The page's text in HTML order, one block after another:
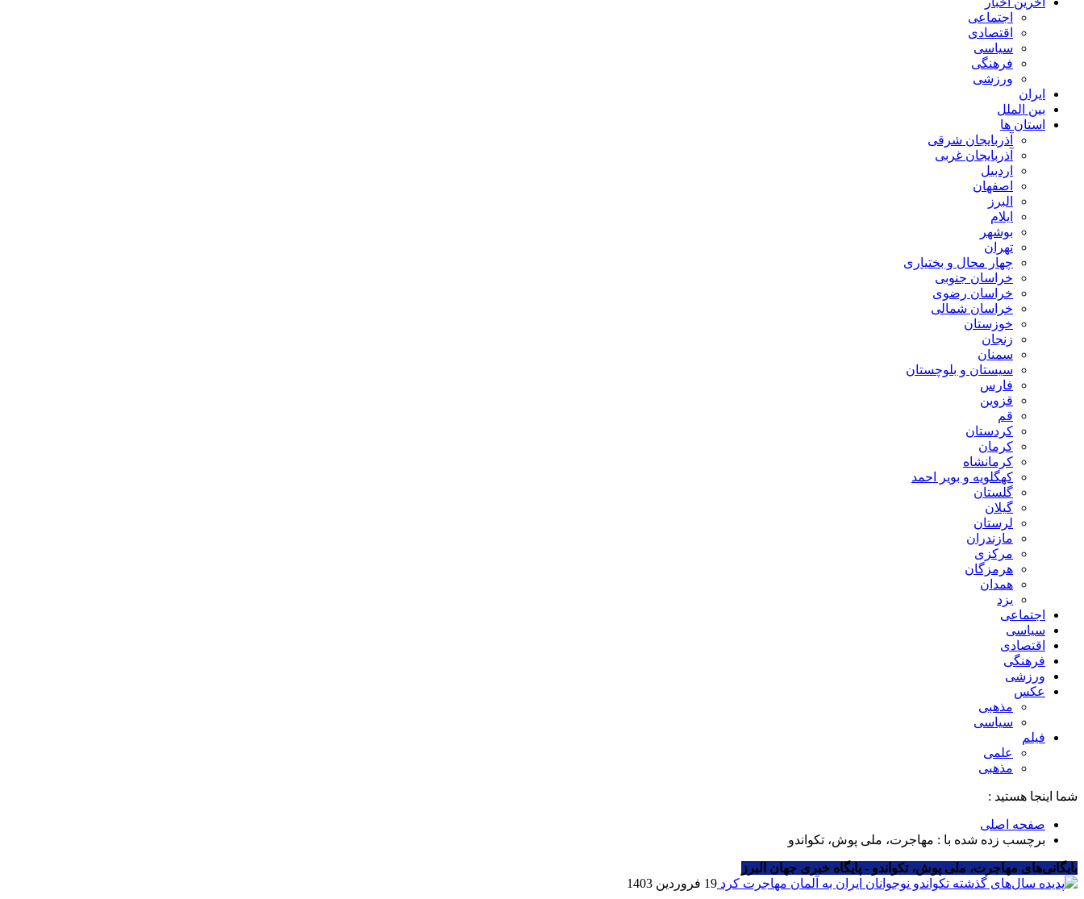
اجتماعی
اقتصادی
سیاسی
فرهنگی
ورزشی
ایران
بین الملل
استان ها
آذربایجان شرقی
آذربایجان غربی
اردبیل
اصفهان
البرز
ایلام
بوشهر
تهران
چهار محال و بختیاری
خراسان جنوبی
خراسان رضوی
خراسان شمالی
خوزستان
زنجان
سمنان
سیستان و بلوچستان
فارس
قزوین
قم
کردستان
کرمان
کرمانشاه
کهگلویه و بویر احمد
گلستان
گیلان
لرستان
مازندران
مرکزی
هرمزگان
همدان
یزد
اجتماعی
سیاسی
اقتصادی
فرهنگی
ورزشی
عکس
مذهبی
سیاسی
فیلم
علمی
مذهبی
شما اینجا هستید :
صفحه اصلی
برچسب زده شده با : مهاجرت، ملی پوش، تکواندو
بایگانی‌های مهاجرت، ملی پوش، تکواندو - پایگاه خبری جهان البرز
19 فروردین 1403